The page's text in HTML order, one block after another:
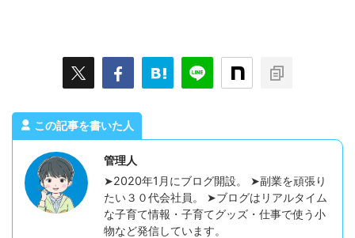
この記事を書いた人
管理人
➤2020年1月にブログ開設。 ➤副業を頑張り
たい３０代会社員。 ➤ブログはリアルタイム
な子育て情報・子育てグッズ・仕事で使う小
物など発信しています。